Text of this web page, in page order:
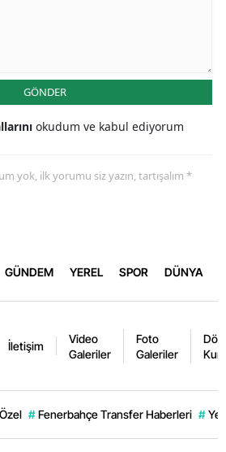
GÖNDER
okudum ve kabul ediyorum
yok, ilk yorumu siz yazın, tartışalım *
GÜNDEM YEREL SPOR DÜNYA
İletişim
Video
Galeriler
Foto
Galeriler
# Fenerbahçe Transfer Haberleri #